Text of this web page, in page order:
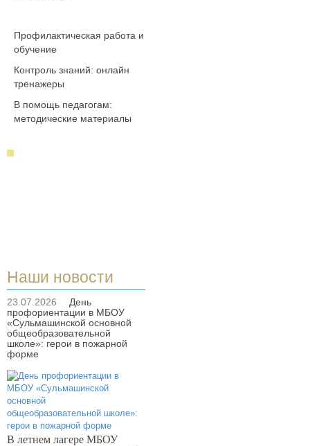
Профилактическая работа и
обучение
Контроль знаний: онлайн
тренажеры
В помощь педагогам:
методические материалы
Наши новости
23.07.2026
День
профориентации в МБОУ
«Сульмашинской основной
общеобразовательной
школе»: герои в пожарной
форме
В летнем лагере МБОУ